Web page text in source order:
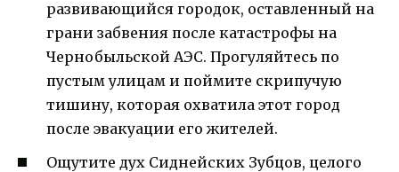
развивающийся городок, оставленный на
грани забвения после катастрофы на
Чернобыльской АЭС. Прогуляйтесь по
пустым улицам и поймите скрипучую
тишину, которая охватила этот город
после эвакуации его жителей.
Ощутите дух Сиднейских Зубцов, целого